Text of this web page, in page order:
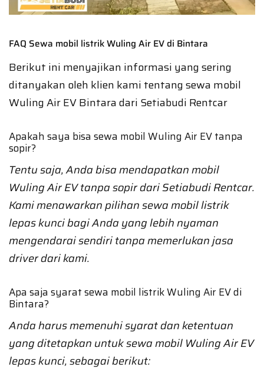
FAQ Sewa mobil listrik Wuling Air EV di Bintara
Berikut ini menyajikan informasi yang sering
ditanyakan oleh klien kami tentang sewa mobil
Wuling Air EV Bintara dari Setiabudi Rentcar
Apakah saya bisa sewa mobil Wuling Air EV tanpa
sopir?
Tentu saja, Anda bisa mendapatkan mobil
Wuling Air EV tanpa sopir dari Setiabudi Rentcar.
Kami menawarkan pilihan sewa mobil listrik
lepas kunci bagi Anda yang lebih nyaman
mengendarai sendiri tanpa memerlukan jasa
driver dari kami.
Apa saja syarat sewa mobil listrik Wuling Air EV di
Bintara?
Anda harus memenuhi syarat dan ketentuan
yang ditetapkan untuk sewa mobil Wuling Air EV
lepas kunci, sebagai berikut: